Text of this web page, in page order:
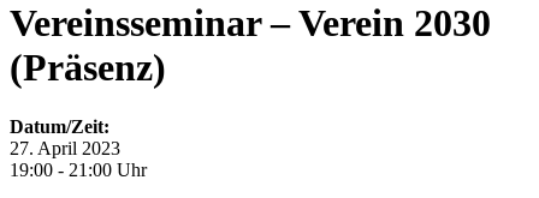
Vereinsseminar – Verein 2030
(Präsenz)
Datum/Zeit:
27. April 2023
19:00 - 21:00 Uhr